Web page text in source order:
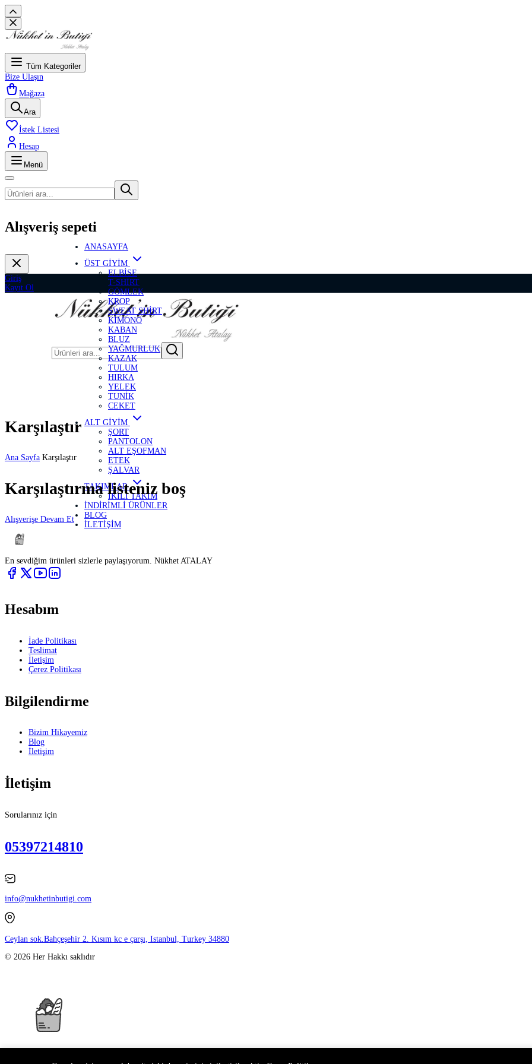
Tüm Kategoriler
Bize Ulaşın
Mağaza
Ara
İstek Listesi
Hesap
Menü
Alışveriş sepeti
Giriş
Kayıt Ol
ANASAYFA
ÜST GİYİM
ELBİSE
T-SHİRT
GÖMLEK
KROP
SWEAT SHİRT
KİMONO
KABAN
BLUZ
YAĞMURLUK
KAZAK
TULUM
HIRKA
YELEK
TUNİK
CEKET
ALT GİYİM
ŞORT
PANTOLON
ALT EŞOFMAN
ETEK
ŞALVAR
TAKIMLAR
İKİLİ TAKIM
İNDİRİMLİ ÜRÜNLER
BLOG
İLETİŞİM
Karşılaştır
Ana Sayfa Karşılaştır
Karşılaştırma listeniz boş
Alışverişe Devam Et
En sevdiğim ürünleri sizlerle paylaşıyorum. Nükhet ATALAY
Hesabım
İade Politikası
Teslimat
İletişim
Çerez Politikası
Bilgilendirme
Bizim Hikayemiz
Blog
İletişim
İletişim
Sorularınız için
05397214810
info@nukhetinbutigi.com
Ceylan sok.Bahçeşehir 2. Kısım kc e çarşı, Istanbul, Turkey 34880
© 2026 Her Hakkı saklıdır